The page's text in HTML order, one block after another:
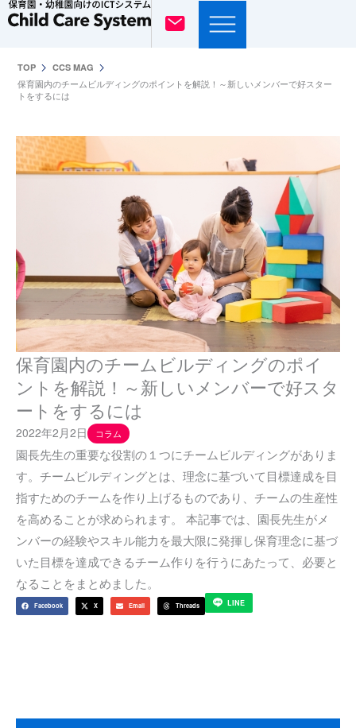
内
容
TOP CCS MAG
保育園内のチームビルディングのポイントを解説！～新しいメンバーで好スター
トをするには
保育園内のチームビルディングのポイ
ントを解説！～新しいメンバーで好スタ
ートをするには
2022年2月2日 コラム
園長先生の重要な役割の１つにチームビルディングがありま
す。チームビルディングとは、理念に基づいて目標達成を目
指すためのチームを作り上げるものであり、チームの生産性
を高めることが求められます。 本記事では、園長先生がメ
ンバーの経験やスキル能力を最大限に発揮し保育理念に基づ
いた目標を達成できるチーム作りを行うにあたって、必要と
なることをまとめました。
Facebook X Email Threads LINE